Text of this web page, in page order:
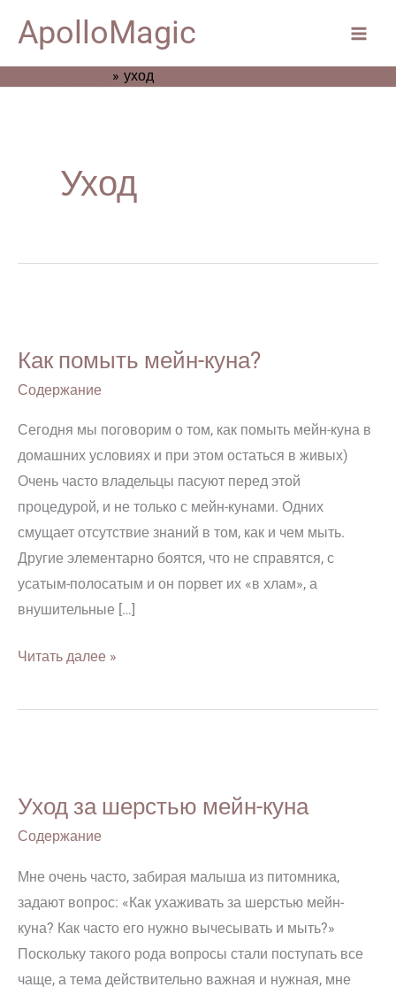
содержимому
ApolloMagic
уход
Уход
Как помыть мейн-куна?
Содержание
Сегодня мы поговорим о том, как помыть мейн-куна в
домашних условиях и при этом остаться в живых)
Очень часто владельцы пасуют перед этой
процедурой, и не только с мейн-кунами. Одних
смущает отсутствие знаний в том, как и чем мыть.
Другие элементарно боятся, что не справятся, с
усатым-полосатым и он порвет их «в хлам», а
внушительные […]
мейн-
куна?
Читать далее »
Уход за шерстью мейн-куна
Содержание
Мне очень часто, забирая малыша из питомника,
задают вопрос: «Как ухаживать за шерстью мейн-
куна? Как часто его нужно вычесывать и мыть?»
Поскольку такого рода вопросы стали поступать все
чаще, а тема действительно важная и нужная, мне
шерстью
мейн-